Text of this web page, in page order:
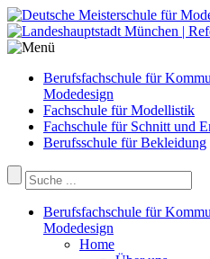
Berufsfachschule für
Modedesign
Fachschule für Modellistik
Fachschule für Schnitt und
Berufsschule für Bekleidung
Berufsfachschule für
Modedesign
Home